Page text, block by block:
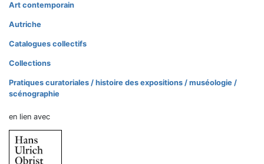
Art contemporain
Autriche
Catalogues collectifs
Collections
Pratiques curatoriales / histoire des expositions / muséologie /
scénographie
en lien avec